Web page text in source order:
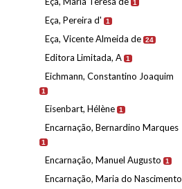
1
Eça, Pereira d' 1
Eça, Vicente Almeida de 24
Editora Limitada, A 1
Eichmann, Constantino Joaquim
1
Eisenbart, Hélène 1
Encarnação, Bernardino Marques
1
Encarnação, Manuel Augusto 1
Encarnação, Maria do Nascimento